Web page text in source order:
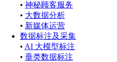
• 神秘顾客服务
• 大数据分析
• 新媒体运营
数据标注及采集
• AI 大模型标注
• 垂类数据标注